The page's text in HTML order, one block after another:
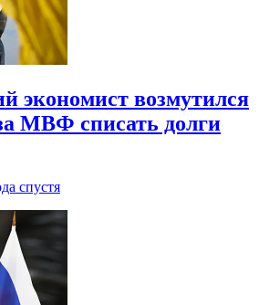
экономист возмутился
МВФ списать долги
спустя